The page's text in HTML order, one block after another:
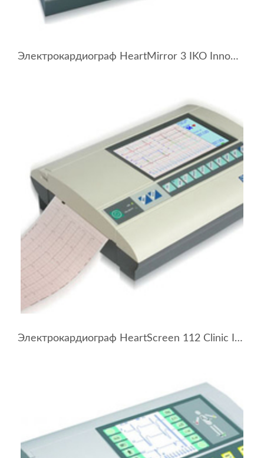
Электрокардиограф HeartMirror 3 IKO Innomed Medical
Электрокардиограф HeartScreen 112 Clinic Innomed Medical